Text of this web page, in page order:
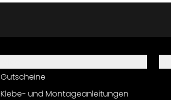
Gutscheine
Klebe- und Montageanleitungen